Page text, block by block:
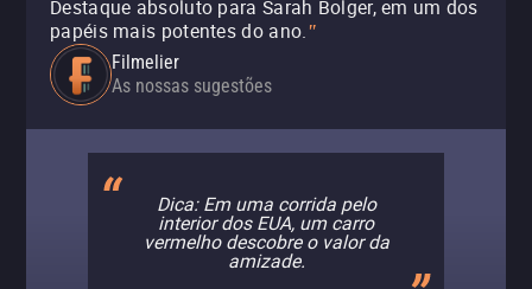
Destaque absoluto para Sarah Bolger, em um dos
papéis mais potentes do ano."
Filmelier
As nossas sugestões
Dica: Em uma corrida pelo
interior dos EUA, um carro
vermelho descobre o valor da
amizade.